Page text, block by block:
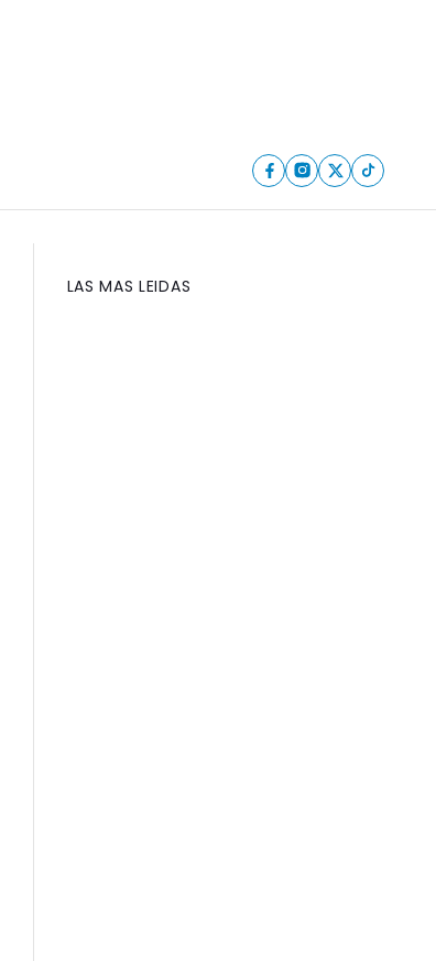
LAS MAS LEIDAS